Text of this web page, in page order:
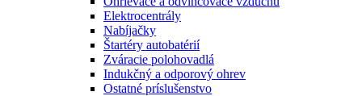
Elektrocentrály
Nabíjačky
Štartéry autobatérií
Zváracie polohovadlá
Indukčný a odporový ohrev
Ostatné príslušenstvo